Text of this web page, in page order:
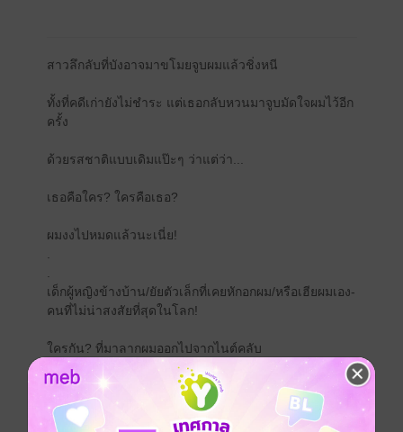
สาวลึกลับที่บังอาจมาขโมยจูบผมแล้วชิ่งหนี
ทั้งที่คดีเก่ายังไม่ชำระ แต่เธอกลับหวนมาจูบมัดใจผมไว้อีก
ครั้ง
ด้วยรสชาติแบบเดิมแป๊ะๆ ว่าแต่ว่า...
เธอคือใคร? ใครคือเธอ?
ผมงงไปหมดแล้วนะเนี่ย!
เด็กผู้หญิงข้างบ้าน/ยัยตัวเล็กที่เคยหักอกผม/หรือเฮียผมเอง-
คนที่ไม่น่าสงสัยที่สุดในโลก!
ใครกัน? ที่มาลากผมออกไปจากไนต์คลับ
ในสภาพเมามายเหมือนลูกหมาตกน้ำ
พร้อมกับขโมยจูบแรกในชีวิตของผมไป
และแล้ววันหนึ่ง